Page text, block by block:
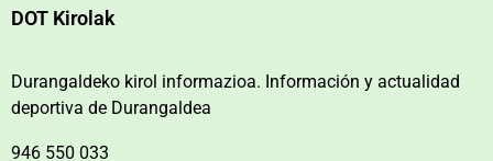
DOT Kirolak
Durangaldeko kirol informazioa. Información y actualidad
deportiva de Durangaldea
946 550 033